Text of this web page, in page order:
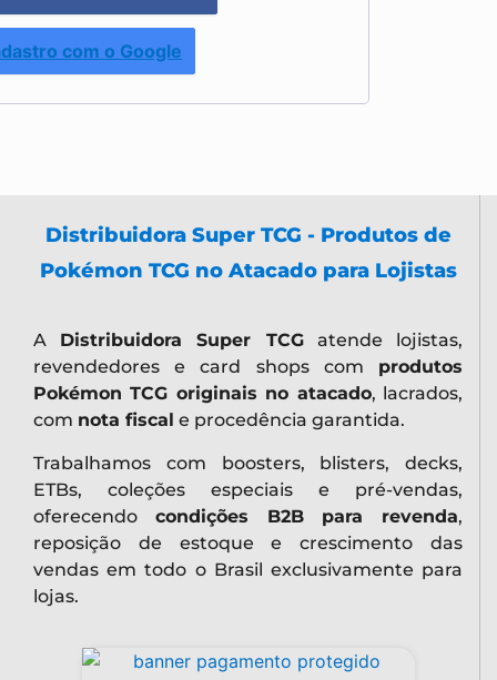
com o Google
Distribuidora Super TCG - Produtos de
Pokémon TCG no Atacado para Lojistas
A Distribuidora Super TCGatende lojistas,
revendedores e card shops com produtos
Pokémon TCG originais no atacado, lacrados,
com nota fiscal e procedência garantida.
Trabalhamos com boosters, blisters, decks,
ETBs, coleções especiais e pré-vendas,
oferecendo condições B2B para revenda,
reposição de estoque e crescimento das
vendas em todo o Brasil exclusivamente para
lojas.